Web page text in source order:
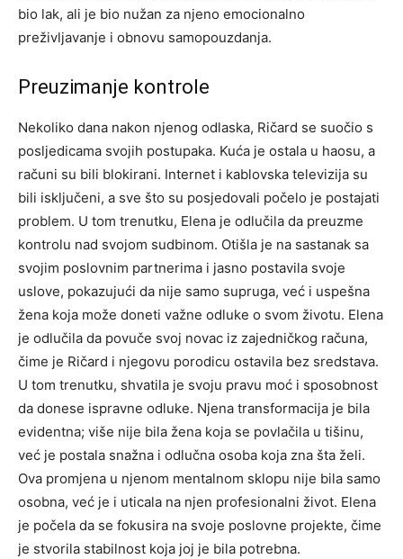
bio lak, ali je bio nužan za njeno emocionalno
preživljavanje i obnovu samopouzdanja.
Preuzimanje kontrole
Nekoliko dana nakon njenog odlaska, Ričard se suočio s
posljedicama svojih postupaka. Kuća je ostala u haosu, a
računi su bili blokirani. Internet i kablovska televizija su
bili isključeni, a sve što su posjedovali počelo je postajati
problem. U tom trenutku, Elena je odlučila da preuzme
kontrolu nad svojom sudbinom. Otišla je na sastanak sa
svojim poslovnim partnerima i jasno postavila svoje
uslove, pokazujući da nije samo supruga, već i uspešna
žena koja može doneti važne odluke o svom životu. Elena
je odlučila da povuče svoj novac iz zajedničkog računa,
čime je Ričard i njegovu porodicu ostavila bez sredstava.
U tom trenutku, shvatila je svoju pravu moć i sposobnost
da donese ispravne odluke. Njena transformacija je bila
evidentna; više nije bila žena koja se povlačila u tišinu,
već je postala snažna i odlučna osoba koja zna šta želi.
Ova promjena u njenom mentalnom sklopu nije bila samo
osobna, već je i uticala na njen profesionalni život. Elena
je počela da se fokusira na svoje poslovne projekte, čime
je stvorila stabilnost koja joj je bila potrebna.